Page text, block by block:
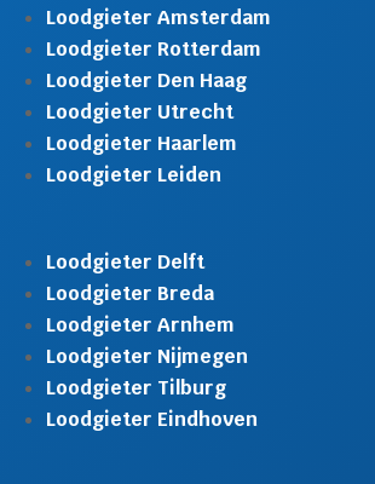
Loodgieter Amsterdam
Loodgieter Rotterdam
Loodgieter Den Haag
Loodgieter Utrecht
Loodgieter Haarlem
Loodgieter Leiden
Loodgieter Delft
Loodgieter Breda
Loodgieter Arnhem
Loodgieter Nijmegen
Loodgieter Tilburg
Loodgieter Eindhoven